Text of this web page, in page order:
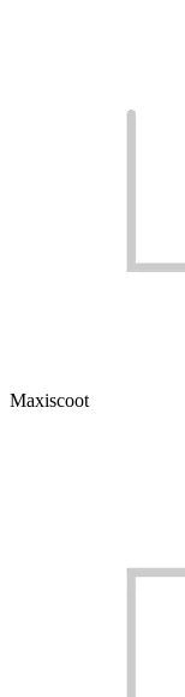
Maxiscoot